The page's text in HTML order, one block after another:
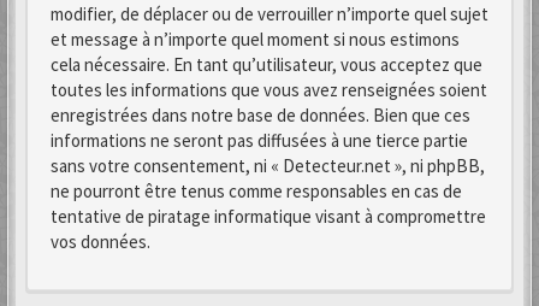
modifier, de déplacer ou de verrouiller n’importe quel sujet
et message à n’importe quel moment si nous estimons
cela nécessaire. En tant qu’utilisateur, vous acceptez que
toutes les informations que vous avez renseignées soient
enregistrées dans notre base de données. Bien que ces
informations ne seront pas diffusées à une tierce partie
sans votre consentement, ni « Detecteur.net », ni phpBB,
ne pourront être tenus comme responsables en cas de
tentative de piratage informatique visant à compromettre
vos données.